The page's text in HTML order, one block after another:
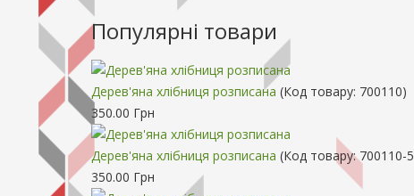
Популярні товари
Дерев'яна хлібниця розписана (Код товару: 700110)
350.00 Грн
Дерев'яна хлібниця розписана (Код товару:700110-5
350.00 Грн